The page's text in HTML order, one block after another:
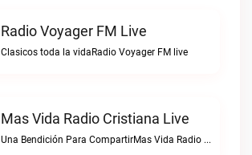
Radio Voyager FM Live
Clasicos toda la vidaRadio Voyager FM live
Mas Vida Radio Cristiana Live
Una Bendición Para CompartirMas Vida Radio Cristiana live